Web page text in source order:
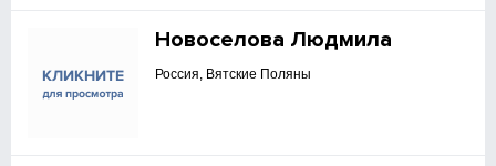
Новоселова Людмила
Россия, Вятские Поляны